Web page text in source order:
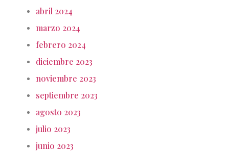
abril 2024
marzo 2024
febrero 2024
diciembre 2023
noviembre 2023
septiembre 2023
agosto 2023
julio 2023
junio 2023